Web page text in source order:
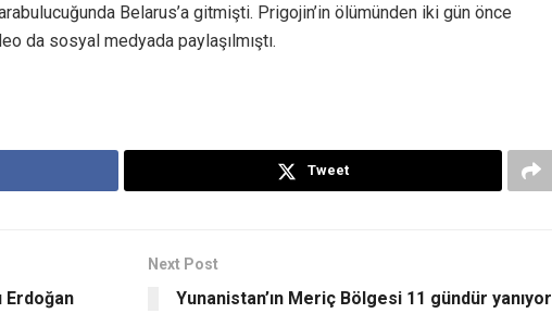
Belarus’a gitmişti. Prigojin’in ölümünden iki gün önce
da sosyal medyada paylaşılmıştı.
Tweet
Erdoğan
Next Post
Yunanistan’ın Meriç Bölgesi 11 gündür yanıyor